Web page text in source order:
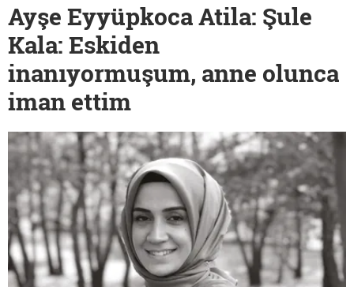
Ayşe Eyyüpkoca Atila: Şule
Kala: Eskiden
inanıyormuşum, anne olunca
iman ettim